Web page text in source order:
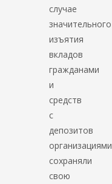
случае
значительного
изъятия
вкладов
гражданами
и
средств
с
депозитов
организациями
сохраняли
свою